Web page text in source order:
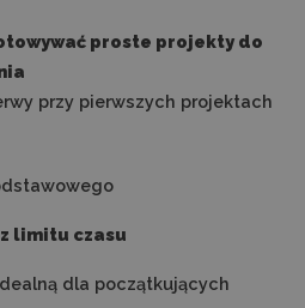
proste projekty do
przy pierwszych projektach
limitu czasu
dla początkujących